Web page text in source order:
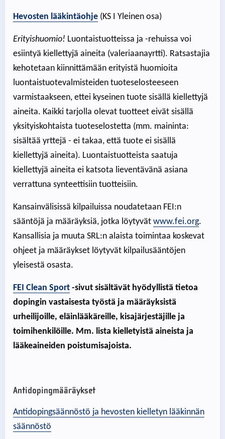
Hevosten lääkintäohje (KS I Yleinen osa)
Erityishuomio! Luontaistuotteissa ja -rehuissa voi
esiintyä kiellettyjä aineita (valeriaanayrtti). Ratsastajia
kehotetaan kiinnittämään erityistä huomioita
luontaistuotevalmisteiden tuoteselosteeseen
varmistaakseen, ettei kyseinen tuote sisällä kiellettyjä
aineita. Kaikki tarjolla olevat tuotteet eivät sisällä
yksityiskohtaista tuoteselostetta (mm. maininta:
sisältää yrttejä - ei takaa, että tuote ei sisällä
kiellettyjä aineita). Luontaistuotteista saatuja
kiellettyjä aineita ei katsota lieventävänä asiana
verrattuna synteettisiin tuotteisiin.
Kansainvälisissä kilpailuissa noudatetaan FEI:n
sääntöjä ja määräyksiä, jotka löytyvät www.fei.org.
Kansallisia ja muuta SRL:n alaista toimintaa koskevat
ohjeet ja määräykset löytyvät kilpailusääntöjen
yleisestä osasta.
FEI Clean Sport -sivut sisältävät hyödyllistä tietoa
dopingin vastaisesta työstä ja määräyksistä
urheilijoille, eläinlääkäreille, kisajärjestäjille ja
toimihenkilöille. Mm. lista kielletyistä aineista ja
lääkeaineiden poistumisajoista.
Antidopingmääräykset
Antidopingsäännöstö ja hevosten kielletyn lääkinnän
säännöstö